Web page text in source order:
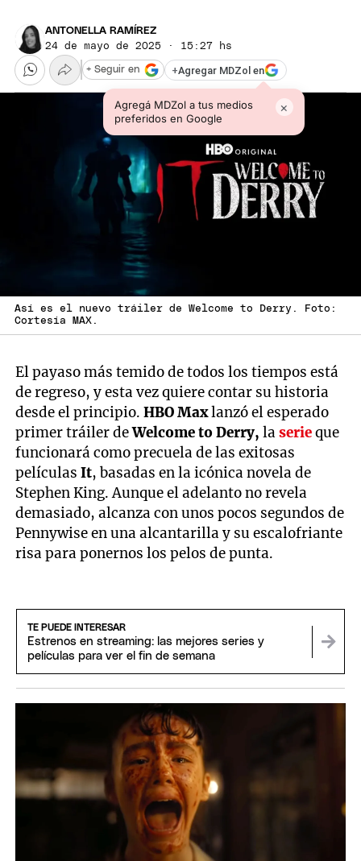
ANTONELLA RAMÍREZ
24 de mayo de 2025 · 15:27 hs
+Agregar MDZol en
Agregá MDZol a tus medios
preferidos en Google
×
+ Seguir en
Así es el nuevo tráiler de Welcome to Derry. Foto:
Cortesía MAX.
El payaso más temido de todos los tiempos está
de regreso, y esta vez quiere contar su historia
desde el principio. HBO Maxlanzó el esperado
primer tráiler deWelcome to Derry, laserieque
funcionará como precuela de las exitosas
películasIt, basadas en la icónica novela de
Stephen King. Aunque el adelanto no revela
demasiado, alcanza con unos pocos segundos de
Pennywise en una alcantarilla y su escalofriante
risa para ponernos los pelos de punta.
TE PUEDE INTERESAR
Estrenos en streaming: las mejores series y
películas para ver el fin de semana